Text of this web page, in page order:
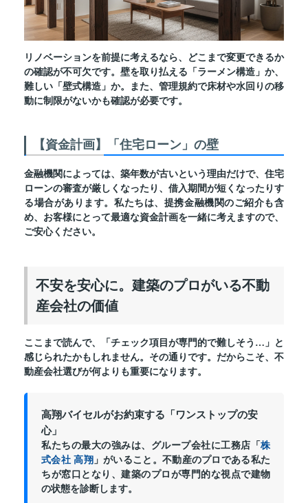
リノベーションを前提に考えるなら、どこまで変更できるか
の確認が不可欠です。壁を取り払える「ラーメン構造」か、
難しい「壁式構造」か。また、管理規約で床材や水回りの移
動に制限がないかも確認が必要です。
【資金計画】「住宅ローン」の壁
金融機関によっては、築年数が古いという理由だけで、住宅
ローンの審査が厳しくなったり、借入期間が短くなったりす
る場合があります。私たちは、提携金融機関のご紹介も含
め、お客様にとって最適な資金計画を一緒に考えますので、
ご安心ください。
不安を安心に。建築のプロがいる不動
産会社の価値
ここまで読んで、「チェック項目が専門的で難しそう…」と
感じられたかもしれません。その通りです。だからこそ、不
動産会社選びが何よりも重要になります。
高翔バイセルがお約束する「ワンストップの安
心」
私たちの最大の強みは、グループ会社に工務店「株
式会社 高翔」がいること。不動産のプロである私た
ちが窓口となり、建築のプロが専門的な視点で建物
の状態を診断します。